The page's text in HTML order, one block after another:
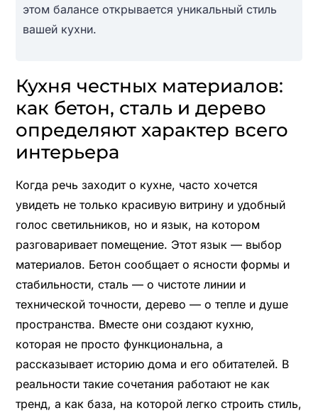
этом балансе открывается уникальный стиль
вашей кухни.
Кухня честных материалов:
как бетон, сталь и дерево
определяют характер всего
интерьера
Когда речь заходит о кухне, часто хочется
увидеть не только красивую витрину и удобный
голос светильников, но и язык, на котором
разговаривает помещение. Этот язык — выбор
материалов. Бетон сообщает о ясности формы и
стабильности, сталь — о чистоте линии и
технической точности, дерево — о тепле и душе
пространства. Вместе они создают кухню,
которая не просто функциональна, а
рассказывает историю дома и его обитателей. В
реальности такие сочетания работают не как
тренд, а как база, на которой легко строить стиль,